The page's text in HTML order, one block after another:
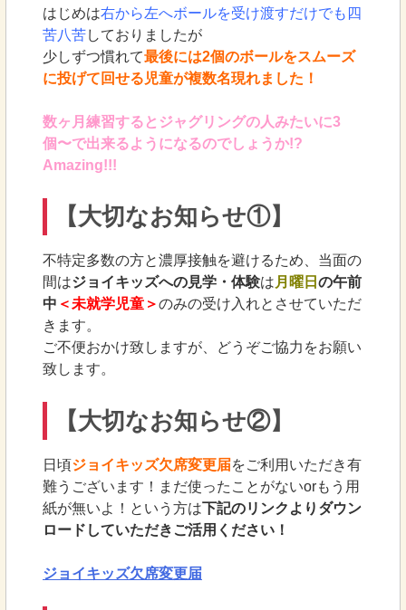
はじめは右から左へボールを受け渡すだけでも四
苦八苦しておりましたが
少しずつ慣れて最後には2個のボールをスムーズ
に投げて回せる児童が複数名現れました！
数ヶ月練習するとジャグリングの人みたいに3
個〜で出来るようになるのでしょうか!?
Amazing!!!
【大切なお知らせ①】
不特定多数の方と濃厚接触を避けるため、当面の
間はジョイキッズへの見学・体験は 月曜日 の午前
中 ＜未就学児童＞のみの受け入れとさせていただ
きます。
ご不便おかけ致しますが、どうぞご協力をお願い
致します。
【大切なお知らせ②】
日頃ジョイキッズ欠席変更届をご利用いただき有
難うございます！まだ使ったことがないorもう用
紙が無いよ！という方は下記のリンクよりダウン
ロードしていただきご活用ください！
ジョイキッズ欠席変更届